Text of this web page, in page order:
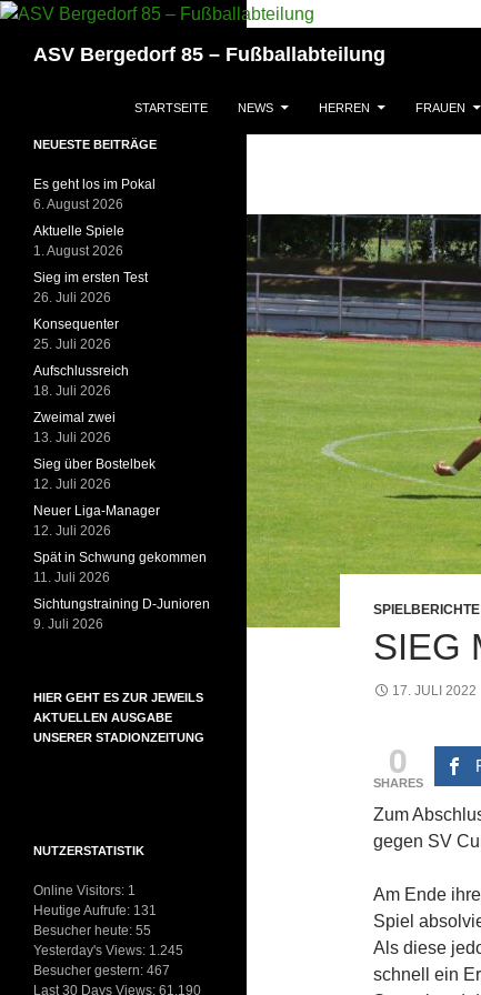
Zum
springenASV Bergedorf 85 – Fußballabteilung
STARTSEITE NEWS HERREN FRAUEN
SIEG
17. JULI 2022
0
SHARES
Zum
gegen SV
Am Ende
Spiel
Als diese
schnell ein
NEUESTE BEITRÄGE
Es geht los im Pokal
6. August 2026
Aktuelle Spiele
1. August 2026
Sieg im ersten Test
26. Juli 2026
Konsequenter
25. Juli 2026
Aufschlussreich
18. Juli 2026
Zweimal zwei
13. Juli 2026
Sieg über Bostelbek
12. Juli 2026
Neuer Liga-Manager
12. Juli 2026
Spät in Schwung gekommen
11. Juli 2026
Sichtungstraining D-Junioren
9. Juli 2026
HIER GEHT ES ZUR JEWEILS
AKTUELLEN AUSGABE
UNSERER STADIONZEITUNG
NUTZERSTATISTIK
Online Visitors: 1
Heutige Aufrufe: 131
Besucher heute: 55
Yesterday's Views: 1.245
Besucher gestern: 467
Last 30 Days Views: 61.190